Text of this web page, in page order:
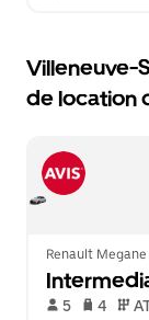
Villeneuve-
de location
Renault
5 4